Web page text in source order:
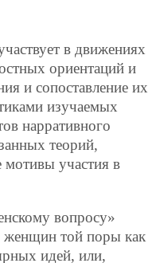
в движениях
ориентаций и
и сопоставление их
изучаемых
нарративного
теорий,
участия в
вопросу»
женщин той поры как
идей, или,